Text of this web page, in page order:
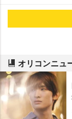
オリコンニュ